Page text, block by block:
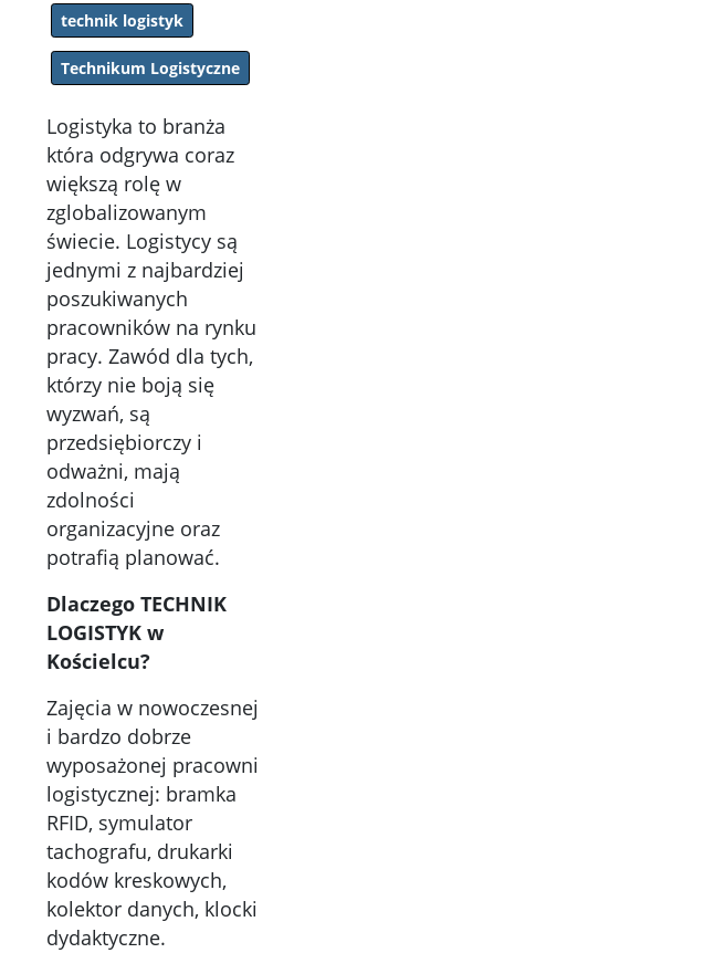
technik logistyk
Technikum Logistyczne
Logistyka to branża
która odgrywa coraz
większą rolę w
zglobalizowanym
świecie. Logistycy są
jednymi z najbardziej
poszukiwanych
pracowników na rynku
pracy. Zawód dla tych,
którzy nie boją się
wyzwań, są
przedsiębiorczy i
odważni, mają
zdolności
organizacyjne oraz
potrafią planować.
Dlaczego TECHNIK
LOGISTYK w
Kościelcu?
Zajęcia w nowoczesnej
i bardzo dobrze
wyposażonej pracowni
logistycznej: bramka
RFID, symulator
tachografu, drukarki
kodów kreskowych,
kolektor danych, klocki
dydaktyczne.